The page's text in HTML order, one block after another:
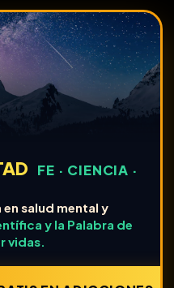
FE · CIENCIA ·
salud mental y
y la Palabra de
vidas.